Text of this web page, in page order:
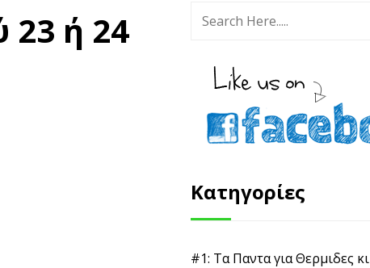
23 ή 24
Κατηγορίες
#1: Τα Παντα για Θερμιδες κι